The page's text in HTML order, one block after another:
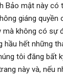
Bảo mật này có
giáng quyền
mà không có sự
hầu hết những
tôi đăng bất
này và, nếu